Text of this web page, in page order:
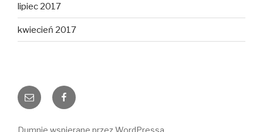
lipiec 2017
kwiecień 2017
E-
mail
Facebook
Dumnie wspierane przez WordPressa